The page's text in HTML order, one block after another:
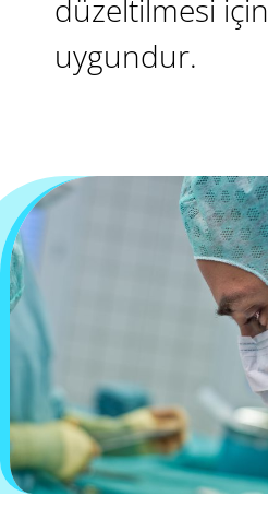
düzeltilmesi için
uygundur.